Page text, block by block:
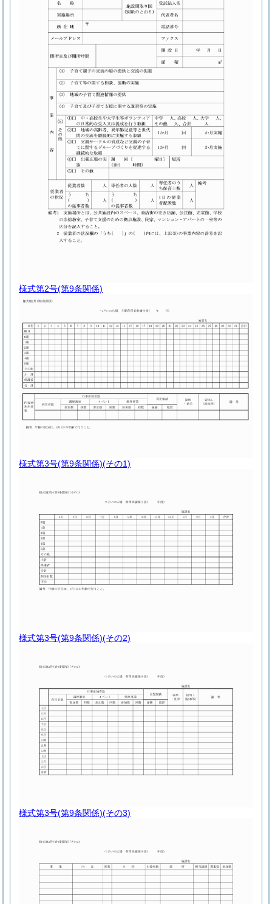
様式第2号(第9条関係)
様式第3号(第9条関係)(その1)
様式第3号(第9条関係)(その2)
様式第3号(第9条関係)(その3)